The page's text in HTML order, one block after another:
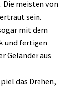
Die meisten von
sein.
mit dem
und fertigen
Geländer aus
das Drehen,